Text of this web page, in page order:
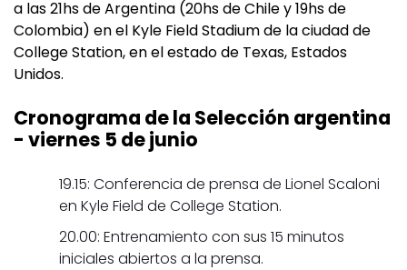
a las 21hs de Argentina (20hs de Chile y 19hs de
Colombia) en el Kyle Field Stadium de la ciudad de
College Station, en el estado de Texas, Estados
Unidos.
Cronograma de la Selección argentina
- viernes 5 de junio
19.15: Conferencia de prensa de Lionel Scaloni
en Kyle Field de College Station.
20.00: Entrenamiento con sus 15 minutos
iniciales abiertos a la prensa.